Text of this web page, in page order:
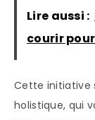
Lire aussi :
courir
Cette initiative
holistique, qui